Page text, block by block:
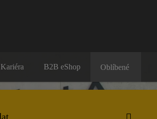
Kariéra B2B eShop Oblíbené